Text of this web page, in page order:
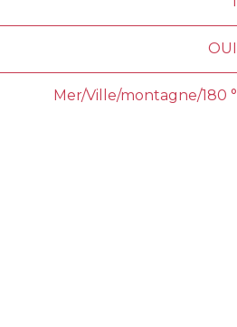
OUI
Mer/Ville/montagne/180 °